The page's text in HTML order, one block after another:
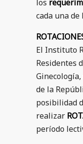
los
cada una de
El Instituto
Residentes
de la
posibilidad
realizar
período